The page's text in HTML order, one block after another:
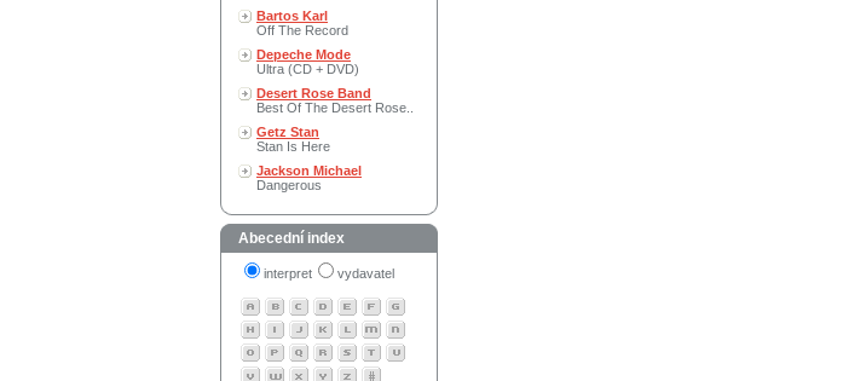
Bartos Karl
Off The Record
Depeche Mode
Ultra (CD + DVD)
Desert Rose Band
Best Of The Desert Rose..
Getz Stan
Stan Is Here
Jackson Michael
Dangerous
Abecední index
interpret vydavatel